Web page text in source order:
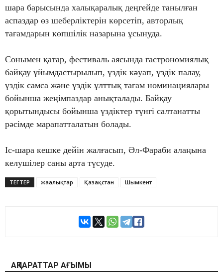
шара барысында халықаралық деңгейде танылған
аспаздар өз шеберліктерін көрсетіп, авторлық
тағамдарын көпшілік назарына ұсынуда.
Сонымен қатар, фестиваль аясында гастрономиялық
байқау ұйымдастырылып, үздік кәуап, үздік палау,
үздік самса және үздік ұлттық тағам номинациялары
бойынша жеңімпаздар анықталады. Байқау
қорытындысы бойынша үздіктер түнгі салтанатты
рәсімде марапатталатын болады.
Іс-шара кешке дейін жалғасып, Әл-Фараби алаңына
келушілер саны арта түсуде.
ТЕГТЕР жаңалықтар Қазақстан Шымкент
АҚПАРАТТАР АҒЫМЫ